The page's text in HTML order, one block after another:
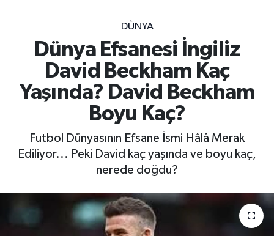
DÜNYA
Dünya Efsanesi İngiliz
David Beckham Kaç
Yaşında? David Beckham
Boyu Kaç?
Futbol Dünyasının Efsane İsmi Hâlâ Merak
Ediliyor... Peki David kaç yaşında ve boyu kaç,
nerede doğdu?